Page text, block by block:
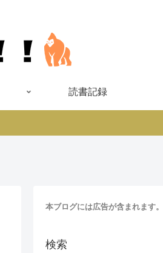
読書記録
本ブログには広告が含まれます。
検索